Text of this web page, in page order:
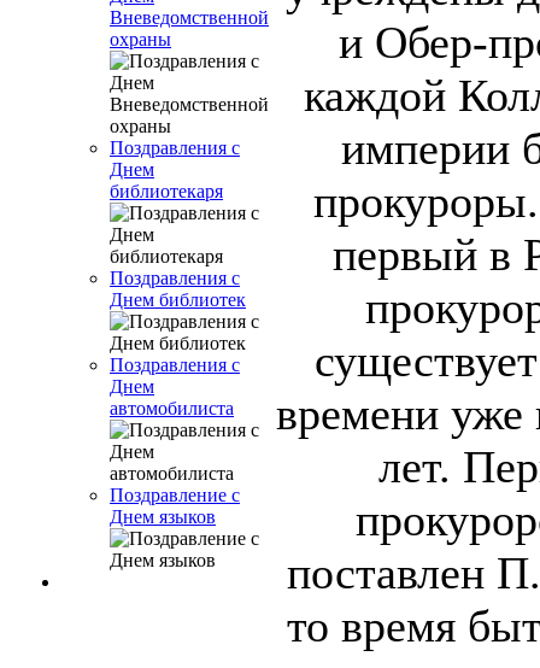
Вневедомственной
охраны
Поздравления с
Днем
библиотекаря
Поздравления с
Днем библиотек
Поздравления с
Днем
автомобилиста
Поздравление с
Днем языков
и Обер-
каждой
империи
первый в
времени уже
лет.
поставлен
то время